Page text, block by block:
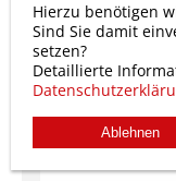
Hierzu benötigen
Sind Sie damit
setzen?
Detaillierte
Ablehnen